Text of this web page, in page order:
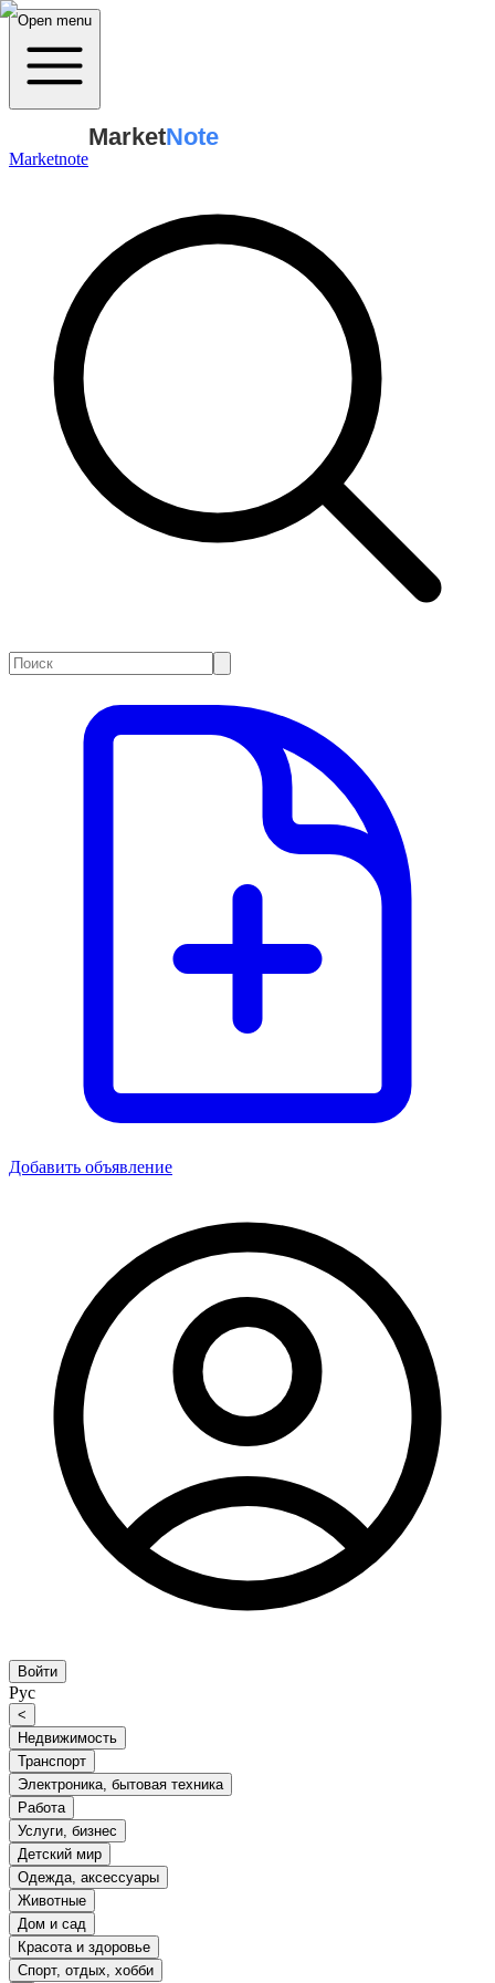
Open menu
Marketnote
MarketNote
Добавить объявление
Войти
Рус
<
Недвижимость
Транспорт
Электроника, бытовая техника
Работа
Услуги, бизнес
Детский мир
Одежда, аксессуары
Животные
Дом и сад
Красота и здоровье
Спорт, отдых, хобби